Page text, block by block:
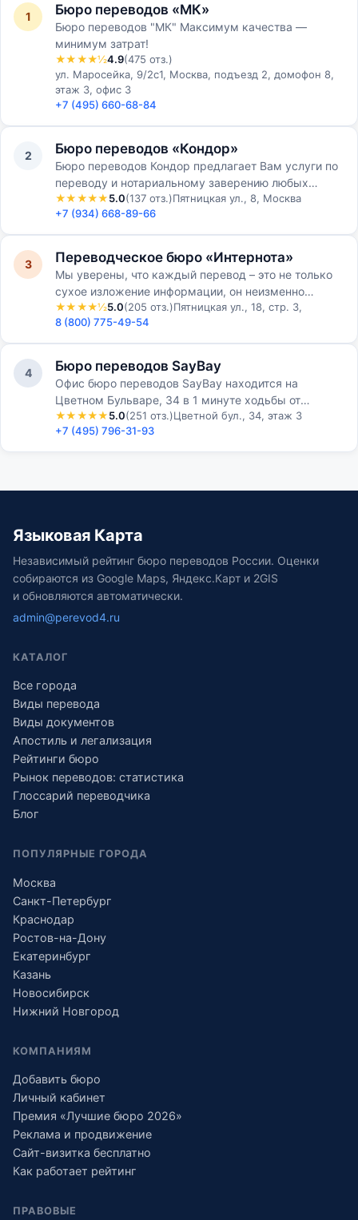
1 Бюро переводов «МК»
Бюро переводов "МК" Максимум качества —
минимум затрат!
★★★★½4.9(475 отз.)
ул. Маросейка, 9/2с1, Москва, подъезд 2, домофон 8,
этаж 3, офис 3
+7 (495) 660-68-84
2 Бюро переводов «Кондор»
Бюро переводов Кондор предлагает Вам услуги по
переводу и нотариальному заверению любых
личных документов с любого языка и на любой
язык
★★★★★5.0(137 отз.)Пятницкая ул., 8, Москва
+7 (934) 668-89-66
3 Переводческое бюро «Интернота»
Мы уверены, что каждый перевод – это не только
сухое изложение информации, он неизменно
должен нести в себе элемент творчества с полным
погружением в …
★★★★½5.0(205 отз.)Пятницкая ул., 18, стр. 3,
8 (800) 775-49-54
4 Бюро переводов SayBay
Офис бюро переводов SayBay находится на
Цветном Бульваре, 34 в 1 минуте ходьбы от
станции метро Цветной Бульвар и в 5 минутах от
метро Трубная. Распол…
★★★★★5.0(251 отз.)Цветной бул., 34, этаж 3
+7 (495) 796-31-93
Языковая Карта
Независимый рейтинг бюро переводов России. Оценки
собираются из Google Maps, Яндекс.Карт и 2GIS
и обновляются автоматически.
admin@perevod4.ru
КАТАЛОГ
Все города
Виды перевода
Виды документов
Апостиль и легализация
Рейтинги бюро
Рынок переводов: статистика
Глоссарий переводчика
Блог
ПОПУЛЯРНЫЕ ГОРОДА
Москва
Санкт-Петербург
Краснодар
Ростов-на-Дону
Екатеринбург
Казань
Новосибирск
Нижний Новгород
КОМПАНИЯМ
Добавить бюро
Личный кабинет
Премия «Лучшие бюро 2026»
Реклама и продвижение
Сайт-визитка бесплатно
Как работает рейтинг
ПРАВОВЫЕ